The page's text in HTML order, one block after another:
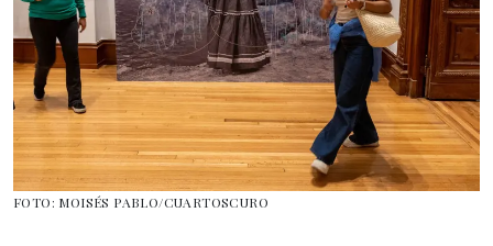
FOTO: MOISÉS PABLO/CUARTOSCURO